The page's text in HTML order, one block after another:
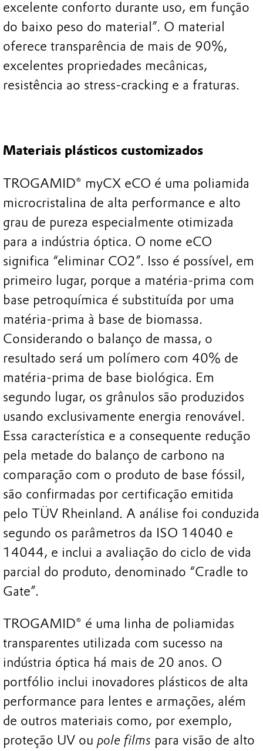
excelente conforto durante uso, em função
do baixo peso do material”. O material
oferece transparência de mais de 90%,
excelentes propriedades mecânicas,
resistência ao stress-cracking e a fraturas.
Materiais plásticos customizados
TROGAMID® myCX eCO é uma poliamida
microcristalina de alta performance e alto
grau de pureza especialmente otimizada
para a indústria óptica. O nome eCO
significa “eliminar CO2”. Isso é possível, em
primeiro lugar, porque a matéria-prima com
base petroquímica é substituída por uma
matéria-prima à base de biomassa.
Considerando o balanço de massa, o
resultado será um polímero com 40% de
matéria-prima de base biológica. Em
segundo lugar, os grânulos são produzidos
usando exclusivamente energia renovável.
Essa característica e a consequente redução
pela metade do balanço de carbono na
comparação com o produto de base fóssil,
são confirmadas por certificação emitida
pelo TÜV Rheinland. A análise foi conduzida
segundo os parâmetros da ISO 14040 e
14044, e inclui a avaliação do ciclo de vida
parcial do produto, denominado “Cradle to
Gate”.
TROGAMID® é uma linha de poliamidas
transparentes utilizada com sucesso na
indústria óptica há mais de 20 anos. O
portfólio inclui inovadores plásticos de alta
performance para lentes e armações, além
de outros materiais como, por exemplo,
proteção UV ou pole films para visão de alto